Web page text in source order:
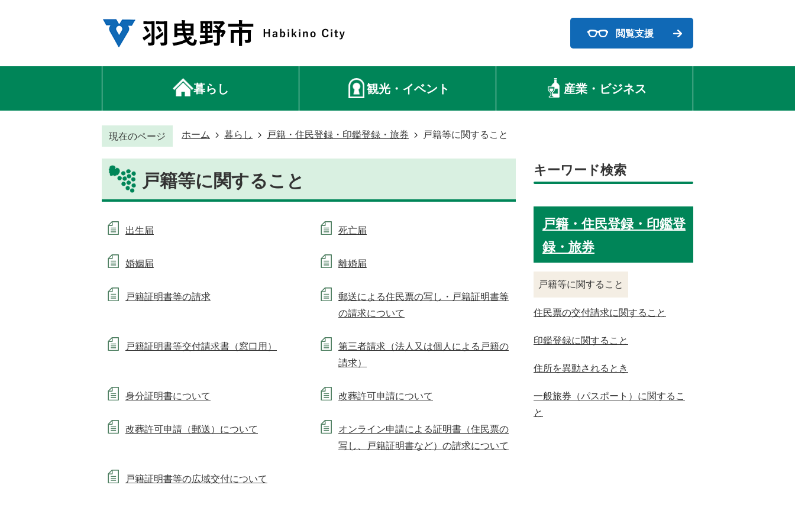
閲覧支援
暮らし 観光・イベント 産業・ビジネス
現在のページ ホーム 暮らし 戸籍・住民登録・印鑑登録・旅券 戸籍等に関すること
戸籍等に関すること
出生届 死亡届
婚姻届 離婚届
戸籍証明書等の請求
郵送による住民票の写し・戸籍証明書等
の請求について
戸籍証明書等交付請求書（窓口用）
第三者請求（法人又は個人による戸籍の
請求）
身分証明書について 改葬許可申請について
改葬許可申請（郵送）について
オンライン申請による証明書（住民票の
写し、戸籍証明書など）の請求について
戸籍証明書等の広域交付について
キーワード検索
戸籍・住民登録・印鑑登
録・旅券
戸籍等に関すること
住民票の交付請求に関すること
印鑑登録に関すること
住所を異動されるとき
一般旅券（パスポート）に関するこ
と